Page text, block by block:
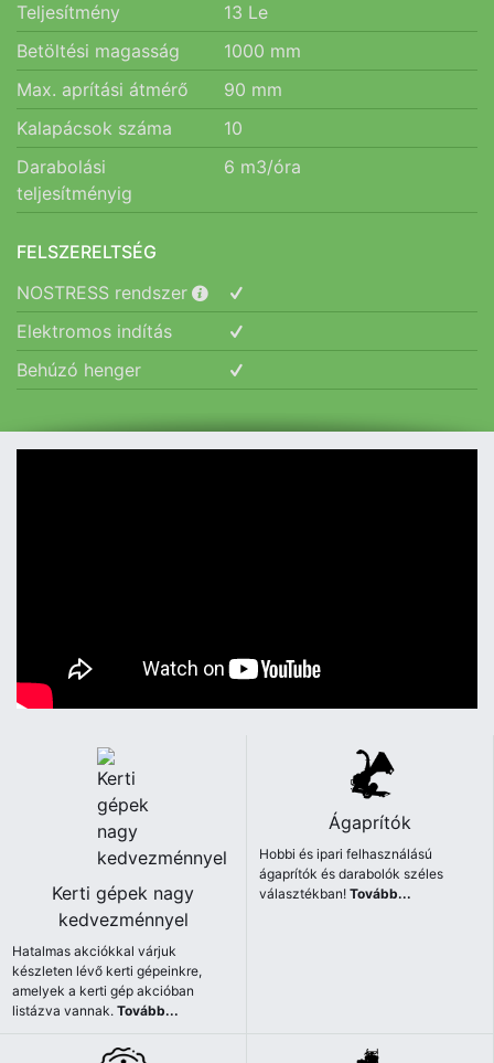
Teljesítmény 13 Le
Betöltési magasság
1000 mm
Max. aprítási átmérő
90 mm
Kalapácsok száma
10
Darabolási
teljesítményig
6 m3/óra
FELSZERELTSÉG
NOSTRESS rendszer
Elektromos indítás
Behúzó henger
Kerti gépek nagy
kedvezménnyel
Hatalmas akciókkal várjuk
készleten lévő kerti gépeinkre,
amelyek a kerti gép akcióban
listázva vannak.Tovább...
Ágaprítók
Hobbi és ipari felhasználású
ágaprítók és darabolók széles
választékban!Tovább...